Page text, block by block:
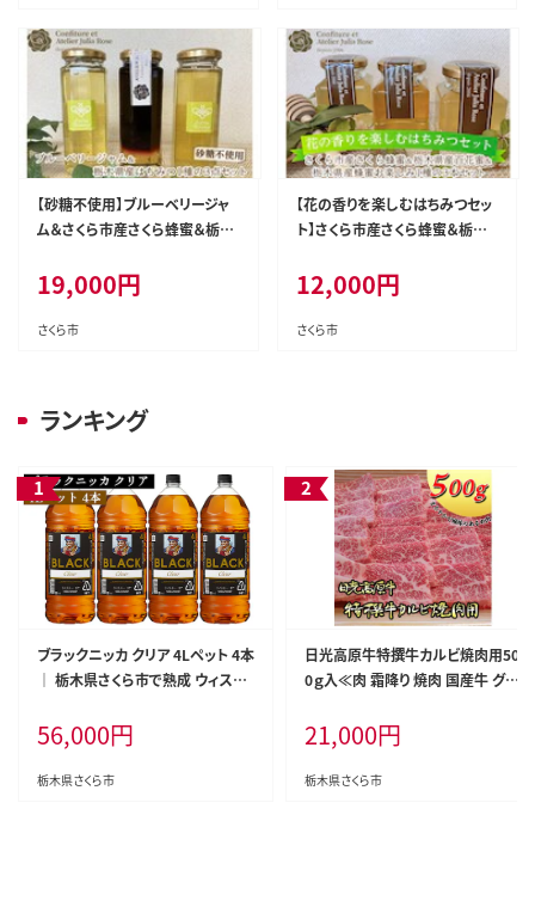
【砂糖不使用】ブルーベリージャ
ム＆さくら市産さくら蜂蜜＆栃木
ト｜はちみつ ハチミツ フルーツ
ジャム スイート 瓶
19,000円
さくら市
【花の香りを楽しむはちみつセッ
ト】さくら市産さくら蜂蜜＆栃木
しみ1種の3本セット｜はちみつ
ハチミツ 自然 味比べ 食べ比べ
12,000円
さくら市
ランキング
ブラックニッカ クリア 4Lペット 4本
｜ 栃木県さくら市で熟成 ウィスキ
割り ロック 飲む 国産 洋酒 ジャパ
ニーズ ウイスキー 蒸溜所 家飲み
洋酒 アルコール 贈答 ギフト 贈り
56,000円
栃木県さくら市
日光高原牛特撰牛カルビ焼肉用50
0ｇ入≪肉 霜降り 焼肉 国産牛 グル
21,000円
栃木県さくら市